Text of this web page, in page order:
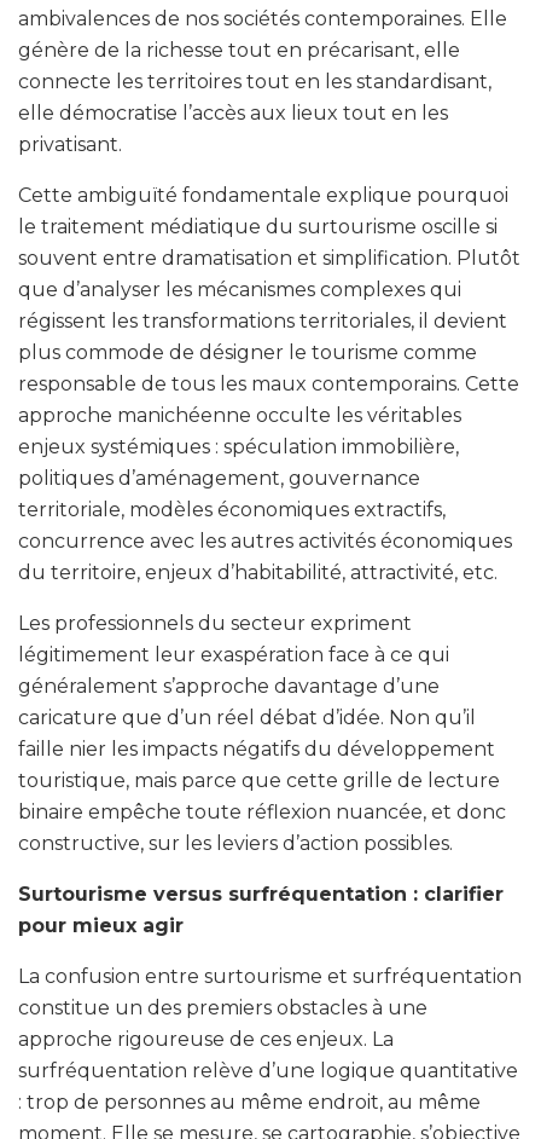
ambivalences de nos sociétés contemporaines. Elle
génère de la richesse tout en précarisant, elle
connecte les territoires tout en les standardisant,
elle démocratise l’accès aux lieux tout en les
privatisant.
Cette ambiguïté fondamentale explique pourquoi
le traitement médiatique du surtourisme oscille si
souvent entre dramatisation et simplification. Plutôt
que d’analyser les mécanismes complexes qui
régissent les transformations territoriales, il devient
plus commode de désigner le tourisme comme
responsable de tous les maux contemporains. Cette
approche manichéenne occulte les véritables
enjeux systémiques : spéculation immobilière,
politiques d’aménagement, gouvernance
territoriale, modèles économiques extractifs,
concurrence avec les autres activités économiques
du territoire, enjeux d’habitabilité, attractivité, etc.
Les professionnels du secteur expriment
légitimement leur exaspération face à ce qui
généralement s’approche davantage d’une
caricature que d’un réel débat d’idée. Non qu’il
faille nier les impacts négatifs du développement
touristique, mais parce que cette grille de lecture
binaire empêche toute réflexion nuancée, et donc
constructive, sur les leviers d’action possibles.
Surtourisme versus surfréquentation : clarifier
pour mieux agir
La confusion entre surtourisme et surfréquentation
constitue un des premiers obstacles à une
approche rigoureuse de ces enjeux. La
surfréquentation relève d’une logique quantitative
: trop de personnes au même endroit, au même
moment. Elle se mesure, se cartographie, s’objective